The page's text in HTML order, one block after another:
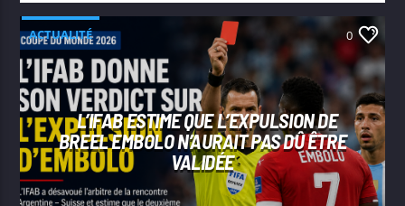
ACTUALITÉ 0
L’IFAB ESTIME QUE L’EXPULSION DE
BREEL EMBOLO N’AURAIT PAS DÛ ÊTRE
VALIDÉE